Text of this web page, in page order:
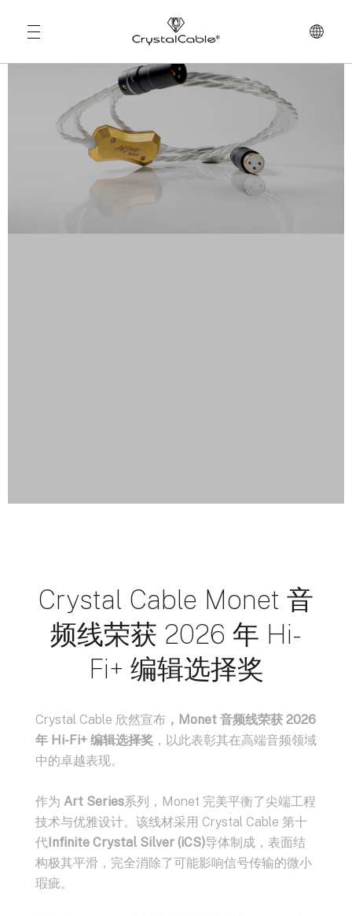
Crystal Cable Monet 音
频线荣获 2026 年 Hi-
Fi+ 编辑选择奖
Crystal Cable 欣然宣布 ，Monet 音频线荣获 2026
年 Hi-Fi+ 编辑选择奖 ，以此表彰其在高端音频领域
中的卓越表现。
作为 Art Series系列，Monet 完美平衡了尖端工程
技术与优雅设计。该线材采用 Crystal Cable 第十
代Infinite Crystal Silver (iCS)导体制成，表面结
构极其平滑，完全消除了可能影响信号传输的微小
瑕疵。